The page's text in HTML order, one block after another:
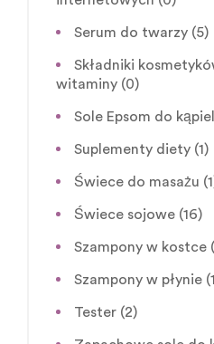
Serum do twarzy (5)
Składniki
witaminy (0)
Sole Epsom do
Suplementy diety (1)
Świece do masażu
Świece sojowe (16)
Szampony w kostce
Szampony w płynie
Tester (2)